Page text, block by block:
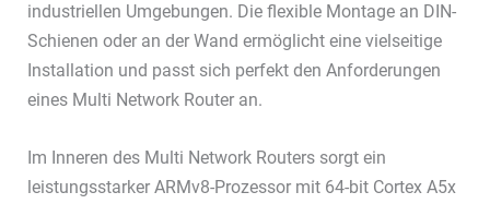
industriellen Umgebungen. Die flexible Montage an DIN-
Schienen oder an der Wand ermöglicht eine vielseitige
Installation und passt sich perfekt den Anforderungen
eines Multi Network Router an.
Im Inneren des Multi Network Routers sorgt ein
leistungsstarker ARMv8-Prozessor mit 64-bit Cortex A5x